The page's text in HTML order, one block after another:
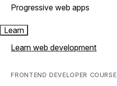
Progressive web apps
Learn
Learn web development
FRONTEND DEVELOPER COURSE